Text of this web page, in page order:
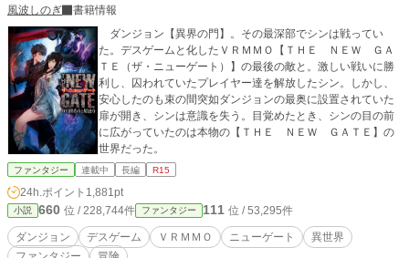
風波しのぎ
書籍情報
ダンジョン【異界の門】。その最深部でシンは戦ってい
た。デスゲームと化したＶＲＭＭＯ【ＴＨＥ ＮＥＷ ＧＡ
ＴＥ（ザ・ニューゲート）】の最後の敵と。激しい戦いに勝
利し、囚われていたプレイヤー達を解放したシン。しかし、
安心したのも束の間突如ダンジョンの最奥に設置されていた
扉が開き、シンは意識を失う。目覚めたとき、シンの目の前
に広がっていたのは本物の【ＴＨＥ ＮＥＷ ＧＡＴＥ】の
世界だった。
ファンタジー 連載中 長編 R15
24h.ポイント 1,881pt
小説 660 位 / 228,744件 ファンタジー 111 位 / 53,295件
ダンジョン デスゲーム ＶＲＭＭＯ ニューゲート
異世界